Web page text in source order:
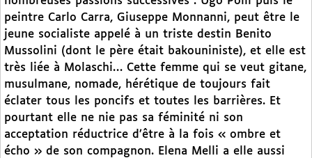
peintre Carlo Carra, Giuseppe Monnanni, peut être le
jeune socialiste appelé à un triste destin Benito
Mussolini (dont le père était bakouniniste), et elle est
très liée à Molaschi… Cette femme qui se veut gitane,
musulmane, nomade, hérétique de toujours fait
éclater tous les poncifs et toutes les barrières. Et
pourtant elle ne nie pas sa féminité ni son
acceptation réductrice d’être à la fois « ombre et
écho » de son compagnon. Elena Melli a elle aussi